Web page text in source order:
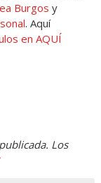
Burgos y
. Aquí
en AQUÍ
Los